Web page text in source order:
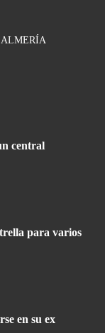
ALMERÍA
central
para varios
en su ex